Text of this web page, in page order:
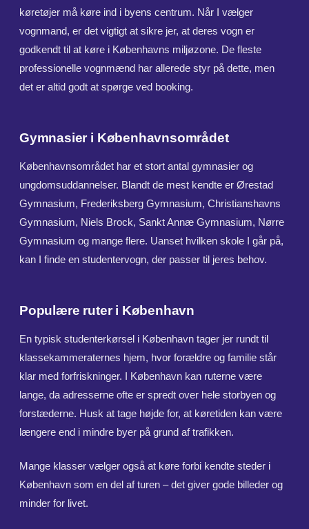
køretøjer må køre ind i byens centrum. Når I vælger
vognmand, er det vigtigt at sikre jer, at deres vogn er
godkendt til at køre i Københavns miljøzone. De fleste
professionelle vognmænd har allerede styr på dette, men
det er altid godt at spørge ved booking.
Gymnasier i Københavnsområdet
Københavnsområdet har et stort antal gymnasier og
ungdomsuddannelser. Blandt de mest kendte er Ørestad
Gymnasium, Frederiksberg Gymnasium, Christianshavns
Gymnasium, Niels Brock, Sankt Annæ Gymnasium, Nørre
Gymnasium og mange flere. Uanset hvilken skole I går på,
kan I finde en studentervogn, der passer til jeres behov.
Populære ruter i København
En typisk studenterkørsel i København tager jer rundt til
klassekammeraternes hjem, hvor forældre og familie står
klar med forfriskninger. I København kan ruterne være
lange, da adresserne ofte er spredt over hele storbyen og
forstæderne. Husk at tage højde for, at køretiden kan være
længere end i mindre byer på grund af trafikken.
Mange klasser vælger også at køre forbi kendte steder i
København som en del af turen – det giver gode billeder og
minder for livet.